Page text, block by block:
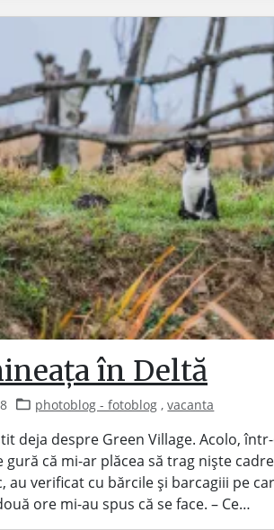
în Deltă
photoblog - fotoblog ,vacanta
deja despre Green Village. Acolo,
gură că mi-ar plăcea să trag niște
au verificat cu bărcile și barcagiii pe
ore mi-au spus că se face. – Ce…